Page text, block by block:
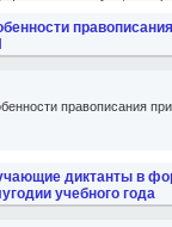
правописания
диктанты в
учебного года